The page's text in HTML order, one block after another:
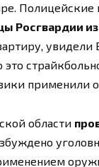
Росгвардии
это
применили
области